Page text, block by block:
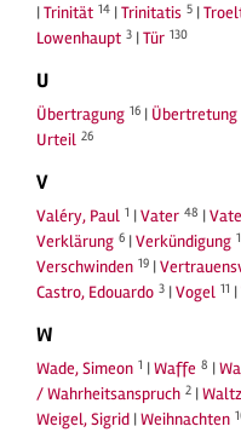
|Trinität 14 |Trinitatis 5 |
Lowenhaupt 3 |Tür 130
U
Übertragung 16 | Übertretung
Urteil 26
V
Valéry, Paul 1 |Vater 48 |
Verklärung 6 |Verkündigung
Verschwinden 19 |
Castro, Edouardo 3 |Vogel 11 |
W
Wade, Simeon 1 |Waffe 8 |
/ Wahrheitsanspruch 2 |
Weigel, Sigrid |Weihnachten